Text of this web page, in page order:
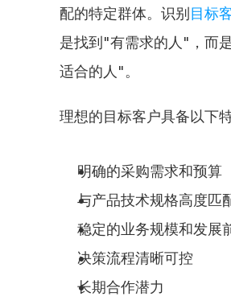
配的特定群体。识别 目标
是找到"有需求的人"，而
适合的人"。
理想的目标客户具备以下
明确的采购需求和预算
与产品技术规格高度匹
稳定的业务规模和发展
决策流程清晰可控
长期合作潜力